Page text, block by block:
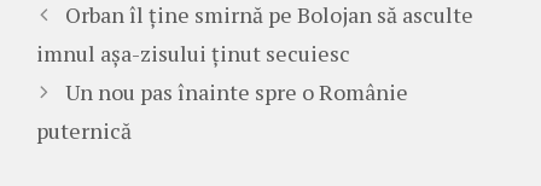
Orban îl ține smirnă pe Bolojan să asculte
imnul așa-zisului ținut secuiesc
Un nou pas înainte spre o Românie
puternică